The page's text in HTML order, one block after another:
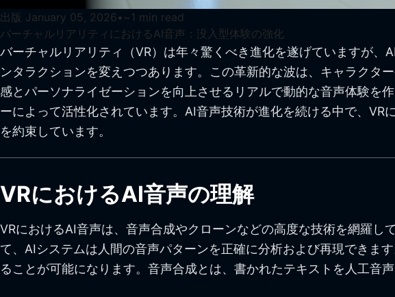
出版 January 05, 2026• ~1 min read
バーチャルリアリティにおけるAI音声：没入型体験の強化
バーチャルリアリティ（VR）は年々驚くべき進化を遂げていますが
ンタラクションを変えつつあります。この革新的な波は、キャラクタ
感とパーソナライゼーションを向上させるリアルで動的な音声体験を
ーによって活性化されています。AI音声技術が進化を続ける中で、
を約束しています。
VRにおけるAI音声の理解
VRにおけるAI音声は、音声合成やクローンなどの高度な技術を網羅
て、AIシステムは人間の音声パターンを正確に分析および再現できま
ることが可能になります。音声合成とは、書かれたテキストを人工音